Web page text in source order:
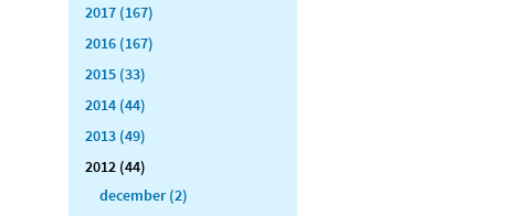
2017 (167)
2016 (167)
2015 (33)
2014 (44)
2013 (49)
2012 (44)
december (2)